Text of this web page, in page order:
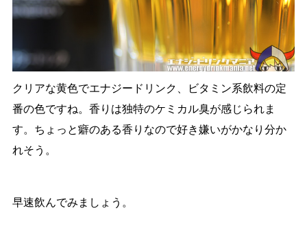
クリアな黄色でエナジードリンク、ビタミン系飲料の定
番の色ですね。香りは独特のケミカル臭が感じられま
す。ちょっと癖のある香りなので好き嫌いがかなり分か
れそう。
早速飲んでみましょう。